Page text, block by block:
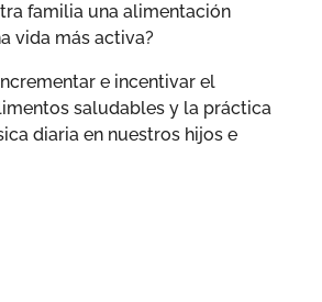
familia una alimentación
vida más activa?
e incentivar el
saludables y la práctica
diaria en nuestros hijos e